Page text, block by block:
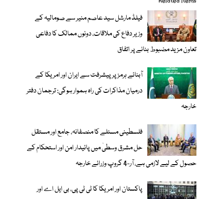
فیلڈ مارشل سید عاصم منیر سے صومالیہ کے
وزیر دفاع کی ملاقات، دونوں ممالک کا دفاعی
تعاون مزید مضبوط بنانے پر اتفاق
آبنائے ہرمز پر پیشرفت سے ایران اور امریکا کے
درمیان مذاکرات کی راہ ہموار ہوگی: ترجمان دفتر
خارجہ
فلسطینی مسئلے کا منصفانہ، جامع اور مستقل
حل مشرق وسطیٰ میں پائیدار امن اور استحکام کے
حصول کے لیے لازمی ہے، آر-4 گروپ وزرائے خارجہ
پاکستان اور امریکا کا ٹی ٹی پی، بی ایل اے اور